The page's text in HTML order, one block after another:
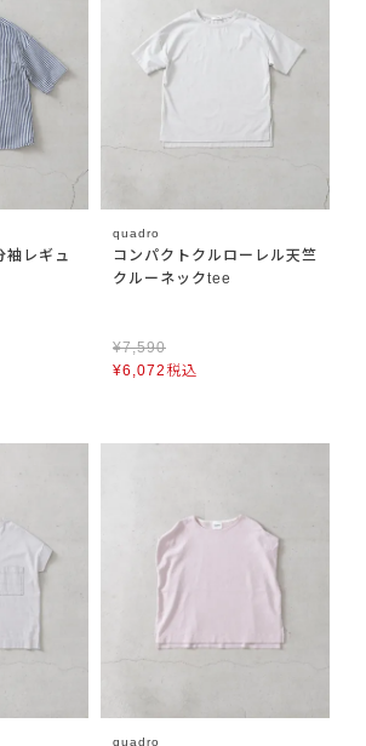
レギュ
quadro
コンパクトクルローレル天竺
クルーネックtee
¥7,590
¥6,072税込
quadro